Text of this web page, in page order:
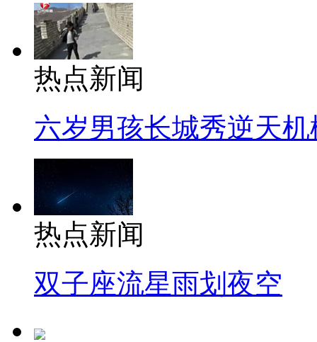
热点新闻
六岁男孩长城秀逆天机
热点新闻
双子座流星雨划夜空